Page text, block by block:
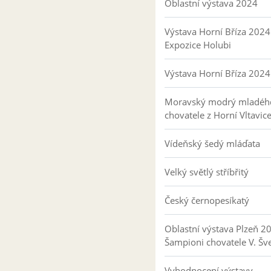
Oblastní výstava 2024
Výstava Horní Bříza 2024
Expozice Holubi
Výstava Horní Bříza 2024
Moravský modrý
chovatele z Horní Vltavice
Vídeňský šedý mláďata
Velký světlý stříbřitý
Český černopesíkatý
Oblastní výstava Plzeň
Šampioni chovatele V.